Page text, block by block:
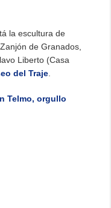
la escultura de
de Granados,
Liberto (Casa
del Traje
Telmo, orgullo